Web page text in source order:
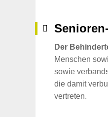
Der
Menschen
sowie
die damit
vertreten.